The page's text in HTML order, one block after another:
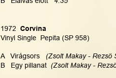
1972
  Corvina
Vinyl Single  Pepita (SP 958)
A   Virágsors
(Zsolt Makay - Rezsö
B   Egy pillanat (Zsolt Makay -